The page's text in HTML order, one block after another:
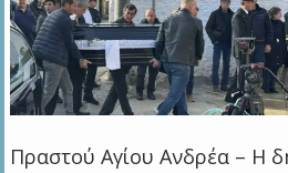
Πραστού Αγίου Ανδρέα – Η